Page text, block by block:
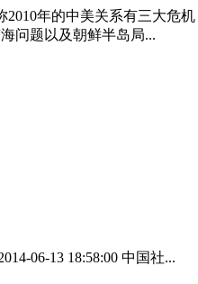
年的中美关系有三大
问题以及朝鲜半岛局...
06-13 18:58:00 中国社...